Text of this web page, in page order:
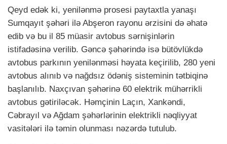
Qeyd edək ki, yenilənmə prosesi paytaxtla yanaşı
Sumqayıt şəhəri ilə Abşeron rayonu ərzisini də əhatə
edib və bu il 85 müasir avtobus sərnişinlərin
istifadəsinə verilib. Gəncə şəhərində isə bütövlükdə
avtobus parkının yenilənməsi həyata keçirilib, 280 yeni
avtobus alınıb və nağdsız ödəniş sisteminin tətbiqinə
başlanılıb. Naxçıvan şəhərinə 60 elektrik mühərrikli
avtobus gətiriləcək. Həmçinin Laçın, Xankəndi,
Cəbrayıl və Ağdam şəhərlərinin elektrikli nəqliyyat
vasitələri ilə təmin olunması nəzərdə tutulub.